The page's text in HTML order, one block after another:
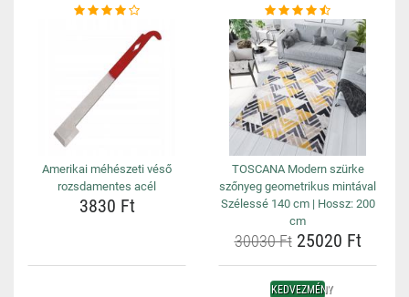
Amerikai méhészeti véső
rozsdamentes acél
3830 Ft
TOSCANA Modern szürke
szőnyeg geometrikus mintával
Szélessé 140 cm | Hossz: 200
cm
30030 Ft25020 Ft
KEDVEZMÉNY